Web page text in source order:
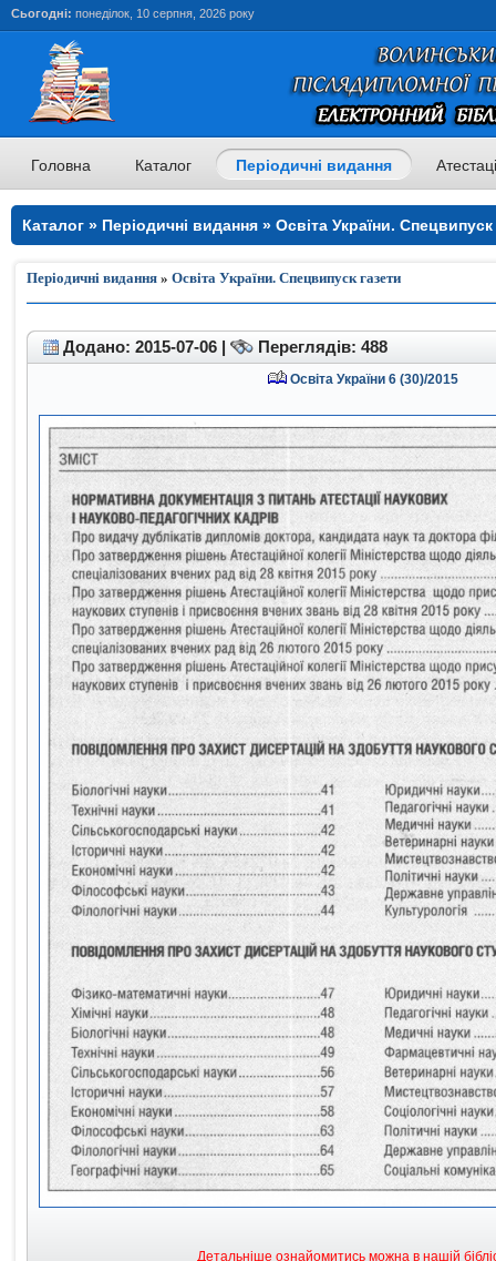
Сьогодні: понеділок, 10 серпня, 2026 року
Головна Каталог Періодичні видання
Каталог » Періодичні видання » Освіта України. Спецвипуск
Періодичні видання » Освіта України. Спецвипуск газети
Додано: 2015-07-06 | Переглядів: 488
Освіта України 6 (30)/2015
Детальніше ознайомитись можна в нашій